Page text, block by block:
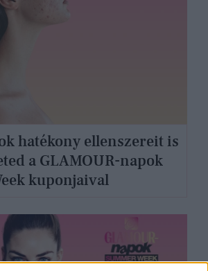
hatékony ellenszereit is
a GLAMOUR-napok
kuponjaival